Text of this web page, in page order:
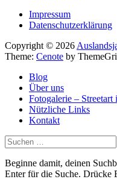
Impressum
Datenschutzerklärung
Copyright © 2026
Theme: Cenote by
Blog
Über uns
Fotogalerie – Streetart
Nützliche Links
Kontakt
Suchen
nach:
Beginne damit, deinen
Enter für die Suche. Drücke